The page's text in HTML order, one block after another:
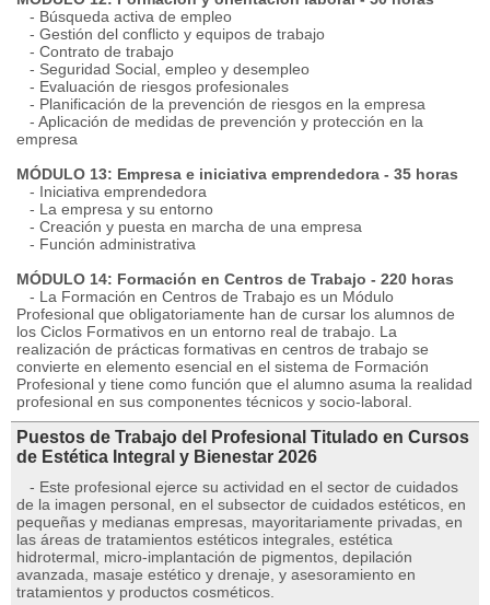
- Búsqueda activa de empleo
- Gestión del conflicto y equipos de trabajo
- Contrato de trabajo
- Seguridad Social, empleo y desempleo
- Evaluación de riesgos profesionales
- Planificación de la prevención de riesgos en la empresa
- Aplicación de medidas de prevención y protección en la
empresa
MÓDULO 13: Empresa e iniciativa emprendedora - 35 horas
- Iniciativa emprendedora
- La empresa y su entorno
- Creación y puesta en marcha de una empresa
- Función administrativa
MÓDULO 14: Formación en Centros de Trabajo - 220 horas
- La Formación en Centros de Trabajo es un Módulo
Profesional que obligatoriamente han de cursar los alumnos de
los Ciclos Formativos en un entorno real de trabajo. La
realización de prácticas formativas en centros de trabajo se
convierte en elemento esencial en el sistema de Formación
Profesional y tiene como función que el alumno asuma la realidad
profesional en sus componentes técnicos y socio-laboral.
Puestos de Trabajo del Profesional Titulado en Cursos
de Estética Integral y Bienestar 2026
- Este profesional ejerce su actividad en el sector de cuidados
de la imagen personal, en el subsector de cuidados estéticos, en
pequeñas y medianas empresas, mayoritariamente privadas, en
las áreas de tratamientos estéticos integrales, estética
hidrotermal, micro-implantación de pigmentos, depilación
avanzada, masaje estético y drenaje, y asesoramiento en
tratamientos y productos cosméticos.